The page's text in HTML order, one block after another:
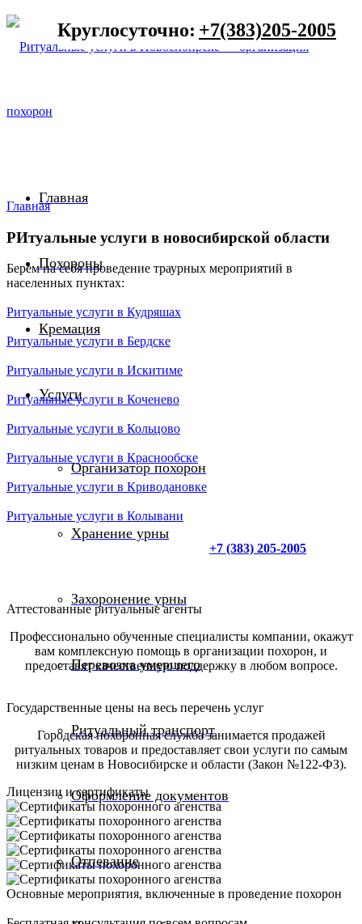
Круглосуточно: +7(383)205-2005
Главная
Похороны
Кремация
Услуги
Организатор похорон
Хранение урны
Захоронение урны
Перевозка умершего
Ритуальный транспорт
Оформление документов
Отпевание
Главная
РИтуальные услуги в новосибирской области
Берем на себя проведение траурных мероприятий в
населенных пунктах:
Ритуальные услуги в Кудряшах
Ритуальные услуги в Бердске
Ритуальные услуги в Искитиме
Ритуальные услуги в Коченево
Ритуальные услуги в Кольцово
Ритуальные услуги в Краснообске
Ритуальные услуги в Криводановке
Ритуальные услуги в Колывани
+7 (383) 205-2005
Аттестованные ритуальные агенты
Профессионально обученные специалисты компании, окажут
вам комплексную помощь в организации похорон, и
предоставят качественную поддержку в любом вопросе.
Государственные цены на весь перечень услуг
Городская похоронная служба занимается продажей
ритуальных товаров и предоставляет свои услуги по самым
низким ценам в Новосибирске и области (Закон №122-ФЗ).
Лицензии и сертификаты
Основные мероприятия, включенные в проведение похорон